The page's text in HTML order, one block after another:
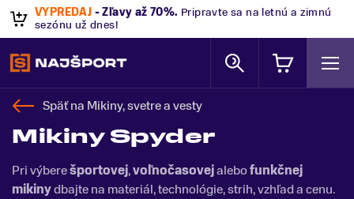
VÝPREDAJ - Zľavy až 70%. Pripravte sa na letnú a zimnú
sezónu už dnes!
Späť na Mikiny, svetre a vesty
Mikiny Spyder
Pri výberešportovej,voľnočasovejalebofunkčnej
mikinydbajte na materiál, technológie, strih, vzhľad a cenu.